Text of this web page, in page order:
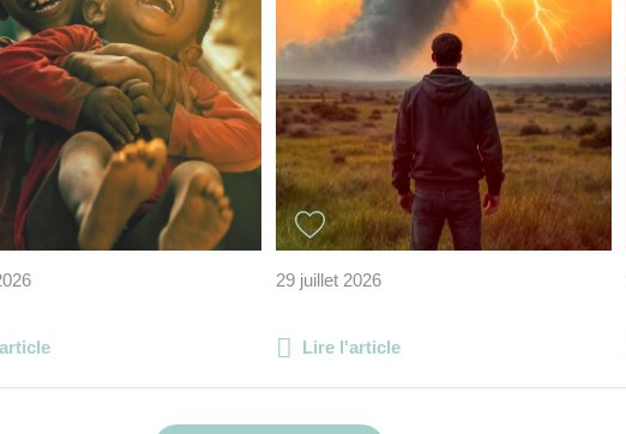
29 juillet 2026
Lire l'article